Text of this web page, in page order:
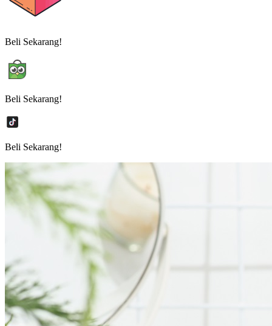
Beli Sekarang!
Beli Sekarang!
Beli Sekarang!